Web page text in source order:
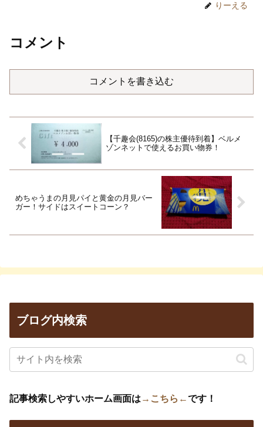
りーえる
コメント
コメントを書き込む
【千趣会(8165)の株主優待到着】ベルメ
ゾンネットで使えるお買い物券！
めちゃうまの月見パイと黄金の月見バー
ガー！サイドはスイートコーン？
ブログ内検索
記事検索しやすいホーム画面は →こちら←です！